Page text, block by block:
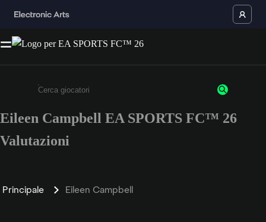
Inserisci un minimo di 3 caratteri o numeri.
Eileen Campbell EA SPORTS FC™ 26
Valutazioni
Principale Eileen Campbell